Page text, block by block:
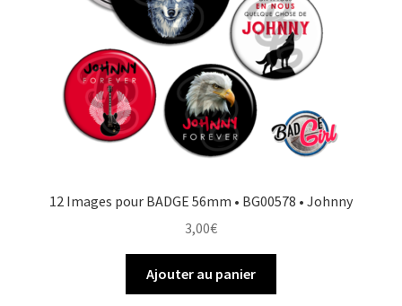
12 Images pour BADGE 56mm • BG00578 • Johnny
3,00€
Ajouter au panier